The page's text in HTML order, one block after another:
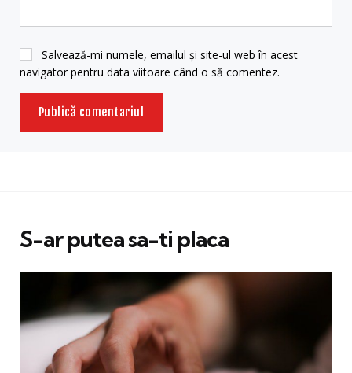
Salvează-mi numele, emailul și site-ul web în acest
navigator pentru data viitoare când o să comentez.
S-ar putea sa-ti placa